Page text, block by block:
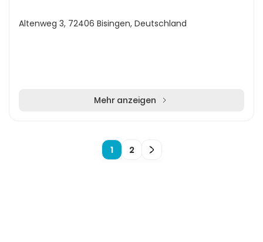
Altenweg 3, 72406 Bisingen, Deutschland
Mehr anzeigen
1 2